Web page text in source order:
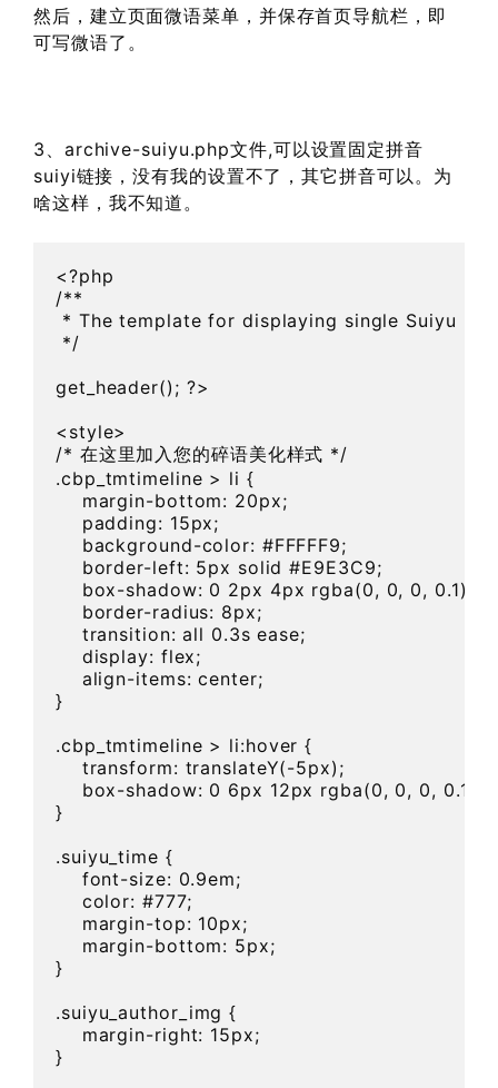
然后，建立页面微语菜单，并保存首页导航栏，即
可写微语了。
3、archive-suiyu.php文件,可以设置固定拼音
suiyi链接，没有我的设置不了，其它拼音可以。为
啥这样，我不知道。
<?php
/**
* The template for displaying single Suiyu
*/
get_header(); ?>
<style>
/* 在这里加入您的碎语美化样式 */
.cbp_tmtimeline > li {
    margin-bottom: 20px;
    padding: 15px;
    background-color: #FFFFF9;
    border-left: 5px solid #E9E3C9;
    box-shadow: 0 2px 4px rgba(0, 0, 0, 0.1);
    border-radius: 8px;
    transition: all 0.3s ease;
    display: flex;
    align-items: center;
}
.cbp_tmtimeline > li:hover {
    transform: translateY(-5px);
    box-shadow: 0 6px 12px rgba(0, 0, 0, 0.15);
}
.suiyu_time {
    font-size: 0.9em;
    color: #777;
    margin-top: 10px;
    margin-bottom: 5px;
}
.suiyu_author_img {
    margin-right: 15px;
}